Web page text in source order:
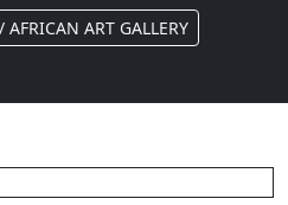
ART GALLERY